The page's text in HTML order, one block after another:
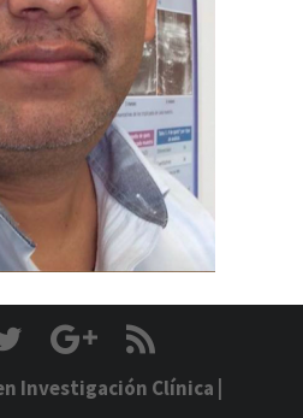
Investigación Clínica